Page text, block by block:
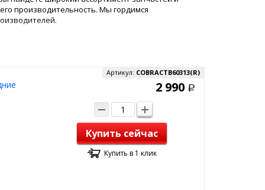
производительность. Мы гордимся
Артикул: COBRACTB60313(R)
2 990 Р
Купить сейчас
Купить в 1 клик